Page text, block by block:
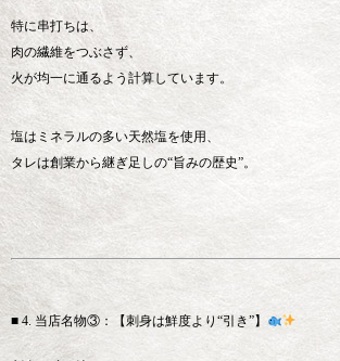
特に串打ちは、
肉の繊維をつぶさず、
火が均一に通るよう計算しています。
塩はミネラルの多い天然塩を使用、
タレは創業から継ぎ足しの“旨みの歴史”。
■ 4. 当店名物③：【刺身は鮮度より“引き”】